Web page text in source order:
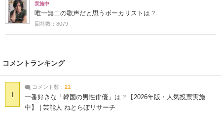
実施中
唯一無二の歌声だと思うボーカリストは？
回答数：8079
コメントランキング
1
コメント数： 21
一番好きな「韓国の男性俳優」は？【2026年版・人気投票実施
中】 | 芸能人 ねとらぼリサーチ